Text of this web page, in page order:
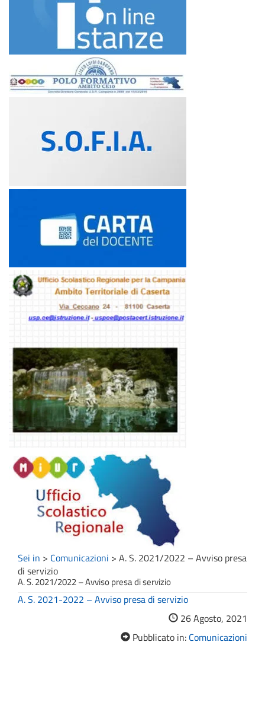
Sei in > Comunicazioni > A. S. 2021/2022 – Avviso presa
di servizio
A. S. 2021/2022 – Avviso presa di servizio
A. S. 2021-2022 – Avviso presa di servizio
26 Agosto, 2021
Pubblicato in: Comunicazioni